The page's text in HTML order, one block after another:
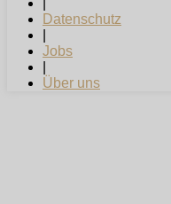
Datenschutz
Jobs
Über uns